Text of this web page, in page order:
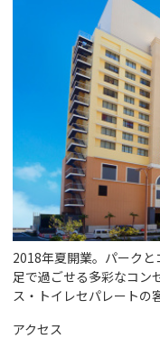
2018年夏開業。パーク
足で過ごせる多彩なコン
ス・トイレセパレートの
アクセス